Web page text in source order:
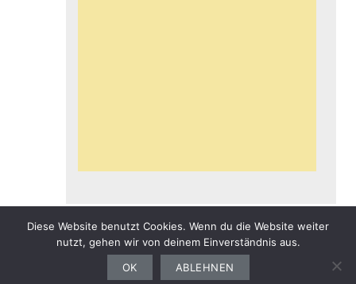
Finanzen Ernährung Auto
Haushalt
Bewerbung
Garten Freizeit
Diese Website benutzt Cookies. Wenn du die Website weiter
nutzt, gehen wir von deinem Einverständnis aus.
OK
ABLEHNEN